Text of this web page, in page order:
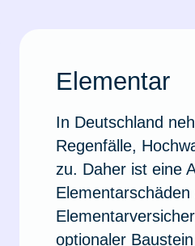
Elementar
In Deutschland
Regenfälle,
zu. Daher ist eine
optionaler